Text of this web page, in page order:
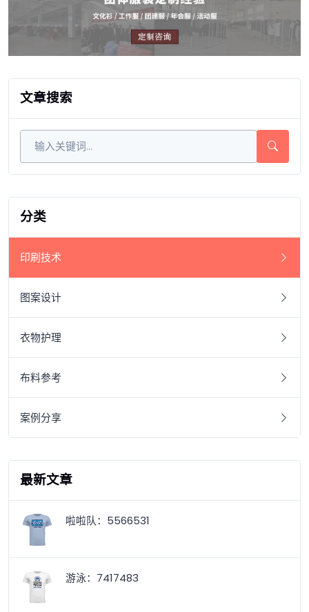
文章搜索
分类
印刷技术
图案设计
衣物护理
布料参考
案例分享
最新文章
啦啦队：5566531
游泳：7417483